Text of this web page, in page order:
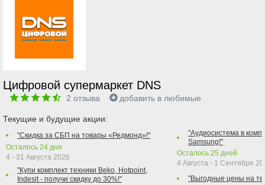
Цифровой супермаркет DNS
2 отзыва добавить в любимые
Текущие и будущие акции:
"Скидка за СБП на товары «Редмонд»!"
Осталось 24 дня
4 - 31 Августа 2026
"Купи комплект техники Beko, Hotpoint,
Indesit - получи скидку до 30%!"
"Аудиосистема в
Samsung!"
Осталось 25 дней
4 Августа - 1 Сентября
"Выгодные цены на